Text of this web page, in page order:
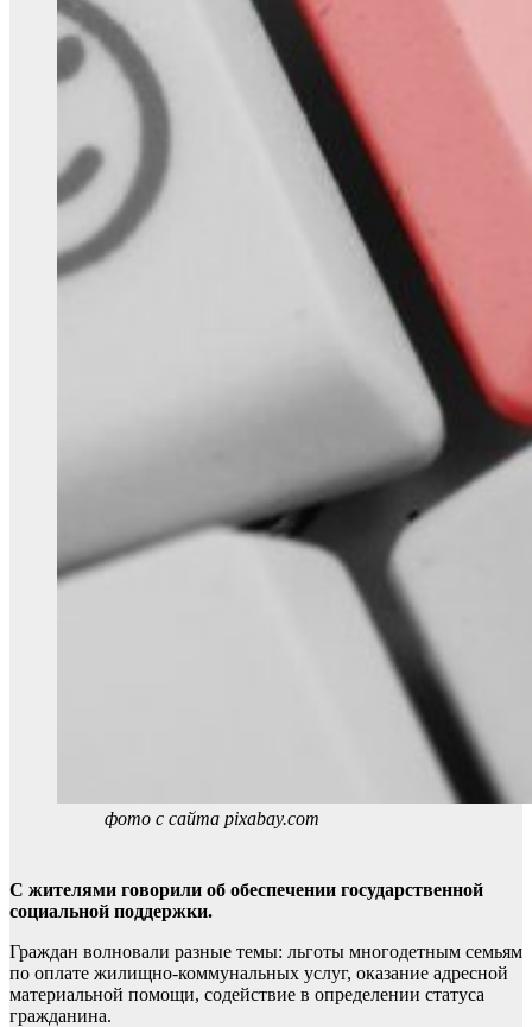
фото с сайта pixabay.com
С жителями говорили об обеспечении государственной
социальной поддержки.
Граждан волновали разные темы: льготы многодетным семьям
по оплате жилищно-коммунальных услуг, оказание адресной
материальной помощи, содействие в определении статуса
гражданина.